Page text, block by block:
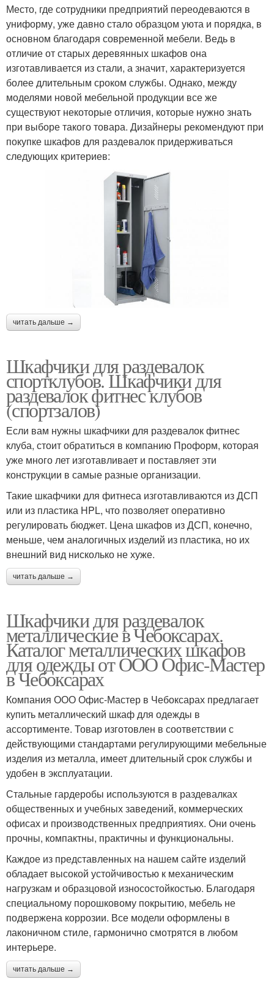
Место, где сотрудники предприятий переодеваются в
униформу, уже давно стало образцом уюта и порядка, в
основном благодаря современной мебели. Ведь в
отличие от старых деревянных шкафов она
изготавливается из стали, а значит, характеризуется
более длительным сроком службы. Однако, между
моделями новой мебельной продукции все же
существуют некоторые отличия, которые нужно знать
при выборе такого товара. Дизайнеры рекомендуют при
покупке шкафов для раздевалок придерживаться
следующих критериев:
читать дальше →
Шкафчики для раздевалок
спортклубов. Шкафчики для
раздевалок фитнес клубов
(спортзалов)
Если вам нужны шкафчики для раздевалок фитнес
клуба, стоит обратиться в компанию Проформ, которая
уже много лет изготавливает и поставляет эти
конструкции в самые разные организации.
Такие шкафчики для фитнеса изготавливаются из ДСП
или из пластика HPL, что позволяет оперативно
регулировать бюджет. Цена шкафов из ДСП, конечно,
меньше, чем аналогичных изделий из пластика, но их
внешний вид нисколько не хуже.
читать дальше →
Шкафчики для раздевалок
металлические в Чебоксарах.
Каталог металлических шкафов
для одежды от ООО Офис-Мастер
в Чебоксарах
Компания ООО Офис-Мастер в Чебоксарах предлагает
купить металлический шкаф для одежды в
ассортименте. Товар изготовлен в соответствии с
действующими стандартами регулирующими мебельные
изделия из металла, имеет длительный срок службы и
удобен в эксплуатации.
Стальные гардеробы используются в раздевалках
общественных и учебных заведений, коммерческих
офисах и производственных предприятиях. Они очень
прочны, компактны, практичны и функциональны.
Каждое из представленных на нашем сайте изделий
обладает высокой устойчивостью к механическим
нагрузкам и образцовой износостойкостью. Благодаря
специальному порошковому покрытию, мебель не
подвержена коррозии. Все модели оформлены в
лаконичном стиле, гармонично смотрятся в любом
интерьере.
читать дальше →